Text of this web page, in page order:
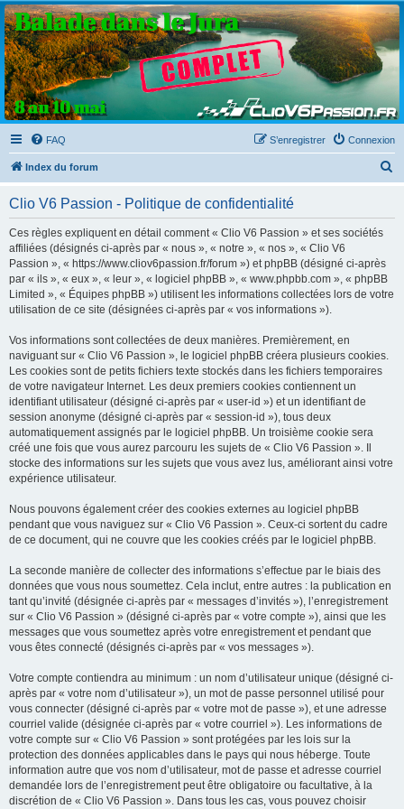
Clio V6 Passion
Le site français des passionnés de Clio V6
FAQ Connexion
S’enregistrer
Index du forum
Clio V6 Passion - Politique de confidentialité
Ces règles expliquent en détail comment « Clio V6 Passion » et ses sociétés
affiliées (désignés ci-après par « nous », « notre », « nos », « Clio V6
Passion », « https://www.cliov6passion.fr/forum ») et phpBB (désigné ci-après
par « ils », « eux », « leur », « logiciel phpBB », « www.phpbb.com », « phpBB
Limited », « Équipes phpBB ») utilisent les informations collectées lors de votre
utilisation de ce site (désignées ci-après par « vos informations »).
Vos informations sont collectées de deux manières. Premièrement, en
naviguant sur « Clio V6 Passion », le logiciel phpBB créera plusieurs cookies.
Les cookies sont de petits fichiers texte stockés dans les fichiers temporaires
de votre navigateur Internet. Les deux premiers cookies contiennent un
identifiant utilisateur (désigné ci-après par « user-id ») et un identifiant de
session anonyme (désigné ci-après par « session-id »), tous deux
automatiquement assignés par le logiciel phpBB. Un troisième cookie sera
créé une fois que vous aurez parcouru les sujets de « Clio V6 Passion ». Il
stocke des informations sur les sujets que vous avez lus, améliorant ainsi votre
expérience utilisateur.
Nous pouvons également créer des cookies externes au logiciel phpBB
pendant que vous naviguez sur « Clio V6 Passion ». Ceux-ci sortent du cadre
de ce document, qui ne couvre que les cookies créés par le logiciel phpBB.
La seconde manière de collecter des informations s’effectue par le biais des
données que vous nous soumettez. Cela inclut, entre autres : la publication en
tant qu’invité (désignée ci-après par « messages d’invités »), l’enregistrement
sur « Clio V6 Passion » (désigné ci-après par « votre compte »), ainsi que les
messages que vous soumettez après votre enregistrement et pendant que
vous êtes connecté (désignés ci-après par « vos messages »).
Votre compte contiendra au minimum : un nom d’utilisateur unique (désigné ci-
après par « votre nom d’utilisateur »), un mot de passe personnel utilisé pour
vous connecter (désigné ci-après par « votre mot de passe »), et une adresse
courriel valide (désignée ci-après par « votre courriel »). Les informations de
votre compte sur « Clio V6 Passion » sont protégées par les lois sur la
protection des données applicables dans le pays qui nous héberge. Toute
information autre que vos nom d’utilisateur, mot de passe et adresse courriel
demandée lors de l’enregistrement peut être obligatoire ou facultative, à la
discrétion de « Clio V6 Passion ». Dans tous les cas, vous pouvez choisir